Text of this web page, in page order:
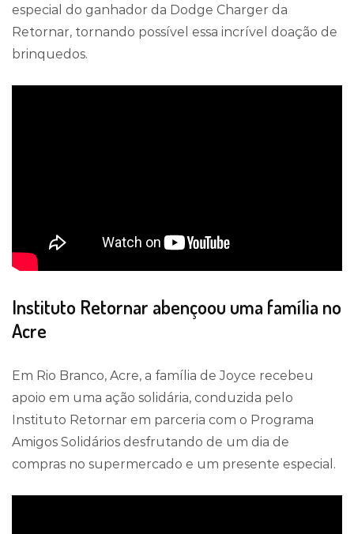
especial do ganhador da Dodge Charger da
Retornar, tornando possível essa incrível doação de
brinquedos.
Instituto Retornar abençoou uma família no
Acre
Em Rio Branco, Acre, a família de Joyce recebeu
apoio em uma ação solidária, conduzida pelo
Instituto Retornar em parceria com o Programa
Amigos Solidários desfrutando de um dia de
compras no supermercado e um presente especial.